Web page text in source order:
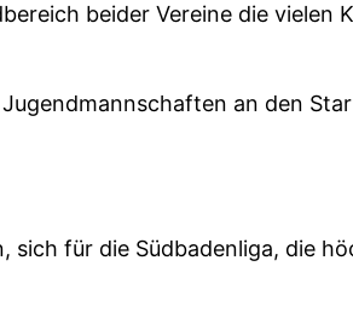
beider Vereine die vielen
an den
sich für die Südbadenliga, die